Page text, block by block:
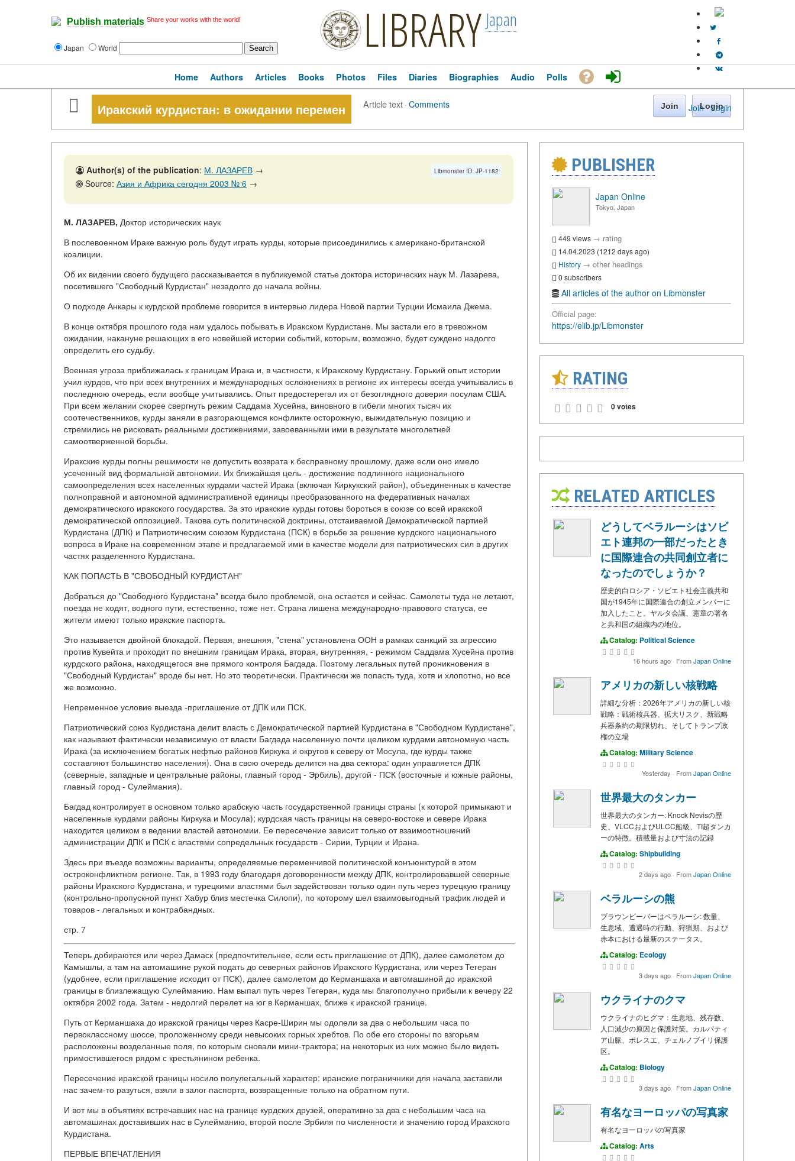
Publish materials Share your works with the world!
Japan World LIBRARY Japan
Join · Login
Home Authors Articles Books Photos Files Diaries Biographies Audio Polls
Иракский курдистан: в ожидании перемен Article text·Comments Join Login
Libmonster ID: JP-1182
Author(s) of the publication: М. ЛАЗАРЕВ →
Source: Азия и Африка сегодня 2003 № 6 →
М. ЛАЗАРЕВ, Доктор исторических наук
В послевоенном Ираке важную роль будут играть курды, которые присоединились к американо-британской
коалиции.
Об их видении своего будущего рассказывается в публикуемой статье доктора исторических наук М. Лазарева,
посетившего "Свободный Курдистан" незадолго до начала войны.
О подходе Анкары к курдской проблеме говорится в интервью лидера Новой партии Турции Исмаила Джема.
В конце октября прошлого года нам удалось побывать в Иракском Курдистане. Мы застали его в тревожном
ожидании, накануне решающих в его новейшей истории событий, которым, возможно, будет суждено надолго
определить его судьбу.
Военная угроза приближалась к границам Ирака и, в частности, к Иракскому Курдистану. Горький опыт истории
учил курдов, что при всех внутренних и международных осложнениях в регионе их интересы всегда учитывались в
последнюю очередь, если вообще учитывались. Опыт предостерегал их от безоглядного доверия посулам США.
При всем желании скорее свергнуть режим Саддама Хусейна, виновного в гибели многих тысяч их
соотечественников, курды заняли в разгорающемся конфликте осторожную, выжидательную позицию и
стремились не рисковать реальными достижениями, завоеванными ими в результате многолетней
самоотверженной борьбы.
Иракские курды полны решимости не допустить возврата к бесправному прошлому, даже если оно имело
усеченный вид формальной автономии. Их ближайшая цель - достижение подлинного национального
самоопределения всех населенных курдами частей Ирака (включая Киркукский район), объединенных в качестве
полноправной и автономной административной единицы преобразованного на федеративных началах
демократического иракского государства. За это иракские курды готовы бороться в союзе со всей иракской
демократической оппозицией. Такова суть политической доктрины, отстаиваемой Демократической партией
Курдистана (ДПК) и Патриотическим союзом Курдистана (ПСК) в борьбе за решение курдского национального
вопроса в Ираке на современном этапе и предлагаемой ими в качестве модели для патриотических сил в других
частях разделенного Курдистана.
КАК ПОПАСТЬ В "СВОБОДНЫЙ КУРДИСТАН"
Добраться до "Свободного Курдистана" всегда было проблемой, она остается и сейчас. Самолеты туда не летают,
поезда не ходят, водного пути, естественно, тоже нет. Страна лишена международно-правового статуса, ее
жители имеют только иракские паспорта.
Это называется двойной блокадой. Первая, внешняя, "стена" установлена ООН в рамках санкций за агрессию
против Кувейта и проходит по внешним границам Ирака, вторая, внутренняя, - режимом Саддама Хусейна против
курдского района, находящегося вне прямого контроля Багдада. Поэтому легальных путей проникновения в
"Свободный Курдистан" вроде бы нет. Но это теоретически. Практически же попасть туда, хотя и хлопотно, но все
же возможно.
Непременное условие выезда -приглашение от ДПК или ПСК.
Патриотический союз Курдистана делит власть с Демократической партией Курдистана в "Свободном Курдистане",
как называют фактически независимую от власти Багдада населенную почти целиком курдами автономную часть
Ирака (за исключением богатых нефтью районов Киркука и округов к северу от Мосула, где курды также
составляют большинство населения). Она в свою очередь делится на два сектора: один управляется ДПК
(северные, западные и центральные районы, главный город - Эрбиль), другой - ПСК (восточные и южные районы,
главный город - Сулеймания).
Багдад контролирует в основном только арабскую часть государственной границы страны (к которой примыкают и
населенные курдами районы Киркука и Мосула); курдская часть границы на северо-востоке и севере Ирака
находится целиком в ведении властей автономии. Ее пересечение зависит только от взаимоотношений
администрации ДПК и ПСК с властями сопредельных государств - Сирии, Турции и Ирана.
Здесь при въезде возможны варианты, определяемые переменчивой политической конъюнктурой в этом
остроконфликтном регионе. Так, в 1993 году благодаря договоренности между ДПК, контролировавшей северные
районы Иракского Курдистана, и турецкими властями был задействован только один путь через турецкую границу
(контрольно-пропускной пункт Хабур близ местечка Силопи), по которому шел взаимовыгодный трафик людей и
товаров - легальных и контрабандных.
стр. 7
Теперь добираются или через Дамаск (предпочтительнее, если есть приглашение от ДПК), далее самолетом до
Камышлы, а там на автомашине рукой подать до северных районов Иракского Курдистана, или через Тегеран
(удобнее, если приглашение исходит от ПСК), далее самолетом до Керманшаха и автомашиной до иракской
границы в близлежащую Сулейманию. Нам выпал путь через Тегеран, куда мы благополучно прибыли к вечеру 22
октября 2002 года. Затем - недолгий перелет на юг в Керманшах, ближе к иракской границе.
Путь от Керманшаха до иракской границы через Касре-Ширин мы одолели за два с небольшим часа по
первоклассному шоссе, проложенному среди невысоких горных хребтов. По обе его стороны по взгорьям
расположены возделанные поля, по которым сновали мини-трактора; на некоторых из них можно было видеть
примостившегося рядом с крестьянином ребенка.
Пересечение иракской границы носило полулегальный характер: иранские пограничники для начала заставили
нас зачем-то разуться, взяли в залог паспорта, возвращенные только на обратном пути.
И вот мы в объятиях встречавших нас на границе курдских друзей, оперативно за два с небольшим часа на
автомашинах доставивших нас в Сулейманию, второй после Эрбиля по численности и значению город Иракского
Курдистана.
ПЕРВЫЕ ВПЕЧАТЛЕНИЯ
PUBLISHER
Japan Online
Tokyo, Japan
449 views → rating
14.04.2023 (1212 days ago)
History → other headings
0 subscribers
All articles of the author on Libmonster
Official page:
https://elib.jp/Libmonster
RATING
0 votes
RELATED ARTICLES
どうしてベラルーシはソビ
エト連邦の一部だったとき
に国際連合の共同創立者に
なったのでしょうか？
歴史的白ロシア・ソビエト社会主義共和
国が1945年に国際連合の創立メンバーに
加入したこと。ヤルタ会議、憲章の署名
と共和国の組織内の地位。
Catalog: Political Science
16 hours ago · FromJapan Online
アメリカの新しい核戦略
詳細な分析：2026年アメリカの新しい核
戦略：戦術核兵器、拡大リスク、新戦略
兵器条約の期限切れ、そしてトランプ政
権の立場
Catalog: Military Science
Yesterday · FromJapan Online
世界最大のタンカー
世界最大のタンカー: Knock Nevisの歴
史、VLCCおよびULCC船級、TI超タンカ
ーの特徴。積載量および寸法の記録
Catalog: Shipbuilding
2 days ago · FromJapan Online
ベラルーシの熊
ブラウンビーバーはベラルーシ: 数量、
生息域、遭遇時の行動、狩猟期、および
赤本における最新のステータス。
Catalog: Ecology
3 days ago · FromJapan Online
ウクライナのクマ
ウクライナのヒグマ：生息地、残存数、
人口減少の原因と保護対策。カルパティ
ア山脈、ポレスエ、チェルノブイリ保護
区。
Catalog: Biology
3 days ago · FromJapan Online
有名なヨーロッパの写真家
有名なヨーロッパの写真家
Catalog: Arts